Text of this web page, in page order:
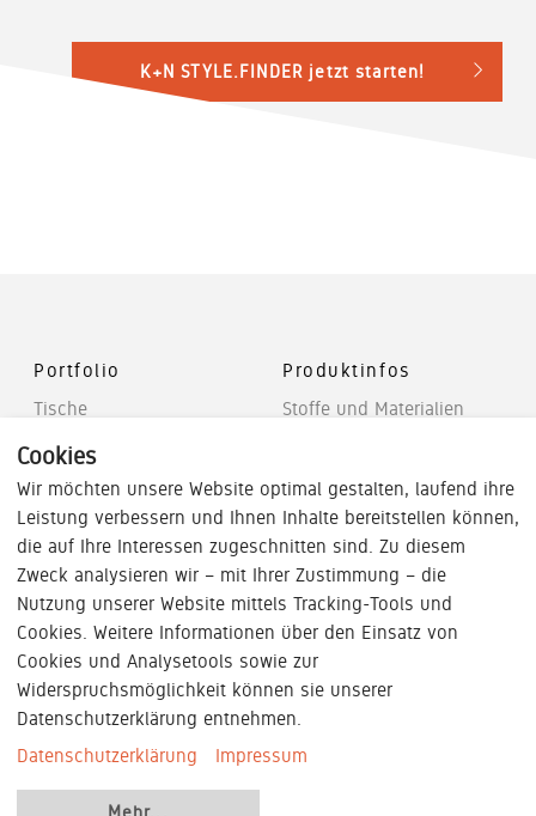
K+N STYLE.FINDER jetzt starten!
Portfolio
Tische
Stühle
Stauraum
Soft-Seating
K+N
WORK.CULTURE.MAP.
Produktinfos
Stoffe und Materialien
Partner-Portal
Referenzen
Magazin
Newsletter
Cookies
Wir möchten unsere Website optimal gestalten, laufend ihre
Leistung verbessern und Ihnen Inhalte bereitstellen können,
die auf Ihre Interessen zugeschnitten sind. Zu diesem
Zweck analysieren wir – mit Ihrer Zustimmung – die
Nutzung unserer Website mittels Tracking-Tools und
Cookies. Weitere Informationen über den Einsatz von
Cookies und Analysetools sowie zur
Widerspruchsmöglichkeit können sie unserer
Datenschutzerklärung entnehmen.
Datenschutzerklärung
Impressum